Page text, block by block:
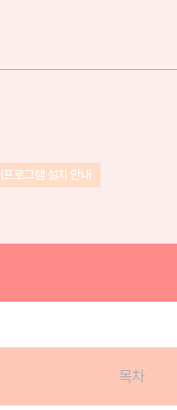
프로그램 설치 안내
목차